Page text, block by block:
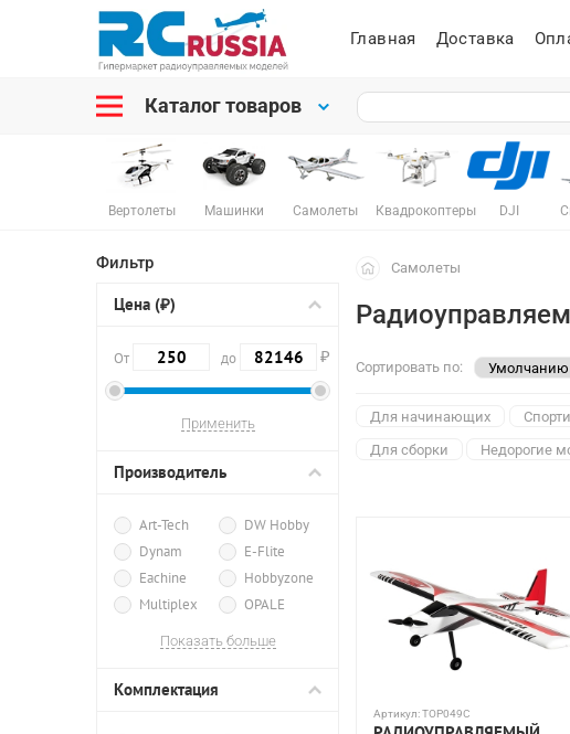
Главная Доставка
Каталог товаров
Вертолеты Машинки Самолеты Квадрокоптеры DJI
Фильтр
Цена (₽)
От до ₽
Производитель
Art-Tech
DW Hobby
Dynam
E-Flite
Eachine
Hobbyzone
Multiplex
OPALE
WL Toys
Показать больше
Комплектация
Самолеты
Сортировать по:
Для начинающих
Для сборки
Недорогие
Артикул:TOP049C